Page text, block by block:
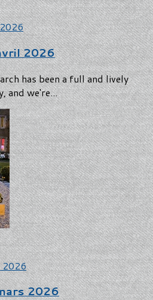
2026
has been a full and lively
and we're...
2026